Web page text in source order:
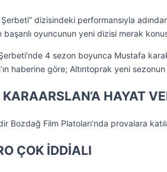
Şerbeti” dizisindeki performansıyla
başarılı oyuncunun yeni dizisi merak
Şerbeti’nde 4 sezon boyunca Mustafa
haberine göre; Altıntoprak yeni
KARAARSLAN’A HAYAT
Bozdağ Film Platoları’nda provalara
ÇOK İDDİALI